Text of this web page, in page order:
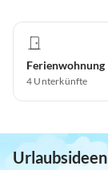
Ferienwohnung
4 Unterkünfte
Urlaubsideen